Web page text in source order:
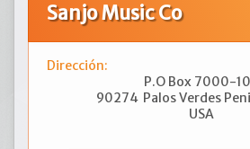
Sanjo Music Co
Dirección:
P.O Box 7000-
90274 Palos Verdes
USA